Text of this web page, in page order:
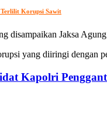
Korupsi Sawit
disampaikan Jaksa
yang diiringi dengan
Kapolri